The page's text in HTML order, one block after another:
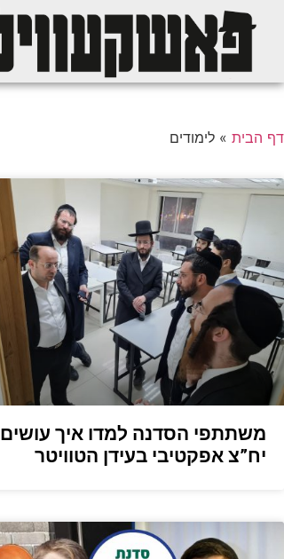
דף הבית » לימודים
משתתפי הסדנה למדו איך עושים
יח”צ אפקטיבי בעידן הטוויטר